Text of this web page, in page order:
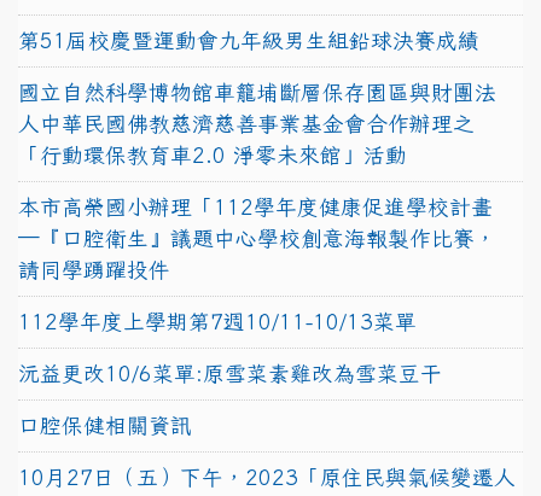
第51屆校慶暨運動會九年級男生組鉛球決賽成績
國立自然科學博物館車籠埔斷層保存園區與財團法
人中華民國佛教慈濟慈善事業基金會合作辦理之
「行動環保教育車2.0 淨零未來館」活動
本市高榮國小辦理「112學年度健康促進學校計畫
─『口腔衛生』議題中心學校創意海報製作比賽，
請同學踴躍投件
112學年度上學期第7週10/11-10/13菜單
沅益更改10/6菜單:原雪菜素雞改為雪菜豆干
口腔保健相關資訊
10月27日（五）下午，2023「原住民與氣候變遷人